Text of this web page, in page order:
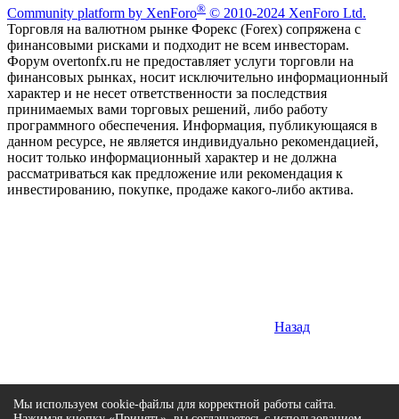
Community platform by XenForo® © 2010-2024 XenForo Ltd.
Торговля на валютном рынке Форекс (Forex) сопряжена с
финансовыми рисками и подходит не всем инвесторам.
Форум overtonfx.ru не предоставляет услуги торговли на
финансовых рынках, носит исключительно информационный
характер и не несет ответственности за последствия
принимаемых вами торговых решений, либо работу
программного обеспечения. Информация, публикующаяся в
данном ресурсе, не является индивидуально рекомендацией,
носит только информационный характер и не должна
рассматриваться как предложение или рекомендация к
инвестированию, покупке, продаже какого-либо актива.
Назад
Мы используем cookie-файлы для корректной работы сайта.